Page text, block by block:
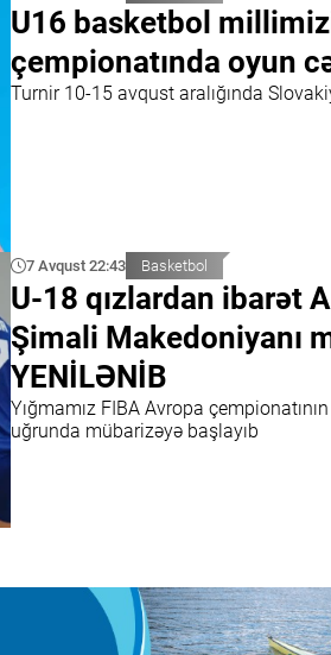
U16 basketbol
çempionatında oyun
Turnir 10-15 avqust aralığında
7 Avqust 22:43 Basketbol
U-18 qızlardan ibarət
Şimali Makedoniyanı
YENİLƏNİB
Yığmamız FIBA Avropa
uğrunda mübarizəyə başlayıb